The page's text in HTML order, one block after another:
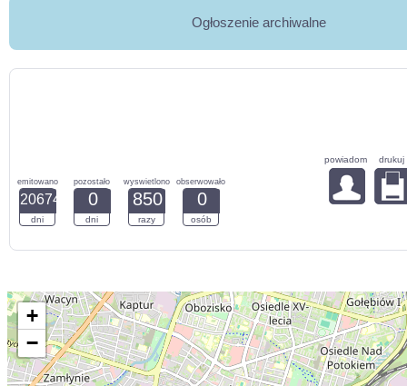
Ogłoszenie archiwalne
emitowano
20674
dni
pozostało
0
dni
wyswietlono
850
razy
obserwowało
0
osób
powiadom drukuj
+
−